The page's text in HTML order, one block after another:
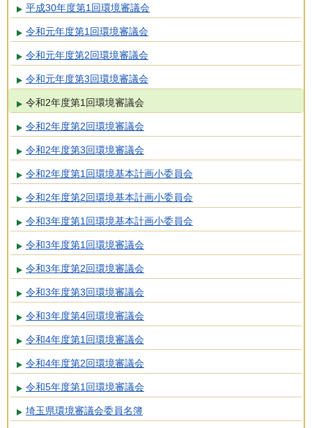
平成30年度第1回環境審議会
令和元年度第1回環境審議会
令和元年度第2回環境審議会
令和元年度第3回環境審議会
令和2年度第1回環境審議会
令和2年度第2回環境審議会
令和2年度第3回環境審議会
令和2年度第1回環境基本計画小委員会
令和2年度第2回環境基本計画小委員会
令和3年度第1回環境基本計画小委員会
令和3年度第1回環境審議会
令和3年度第2回環境審議会
令和3年度第3回環境審議会
令和3年度第4回環境審議会
令和4年度第1回環境審議会
令和4年度第2回環境審議会
令和5年度第1回環境審議会
埼玉県環境審議会委員名簿